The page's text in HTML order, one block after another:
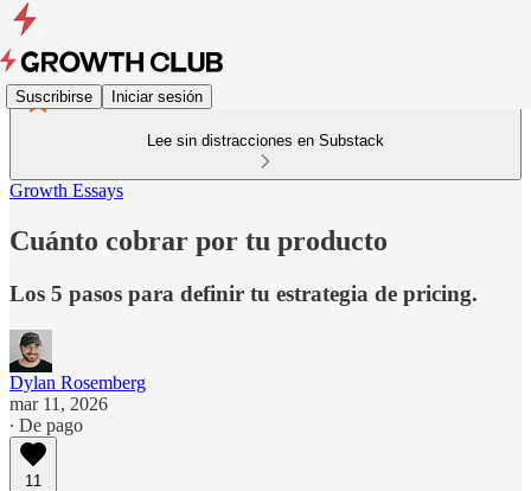
Suscribirse Iniciar sesión
Lee sin distracciones en Substack
Growth Essays
Cuánto cobrar por tu producto
Los 5 pasos para definir tu estrategia de pricing.
Dylan Rosemberg
mar 11, 2026
∙ De pago
11